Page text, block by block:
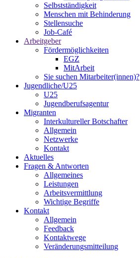
Selbstständigkeit
Menschen mit Behinderung
Stellensuche
Job-Café
Arbeitgeber
Fördermöglichkeiten
EGZ
MitArbeit
Sie suchen Mitarbeiter(innen)?
Jugendliche/U25
U25
Jugendberufsagentur
Migranten
Interkultureller Botschafter
Allgemein
Netzwerke
Kontakt
Aktuelles
Fragen & Antworten
Allgemeines
Leistungen
Arbeitsvermittlung
Wichtige Begriffe
Kontakt
Allgemein
Feedback
Kontaktwege
Veränderungsmitteilung